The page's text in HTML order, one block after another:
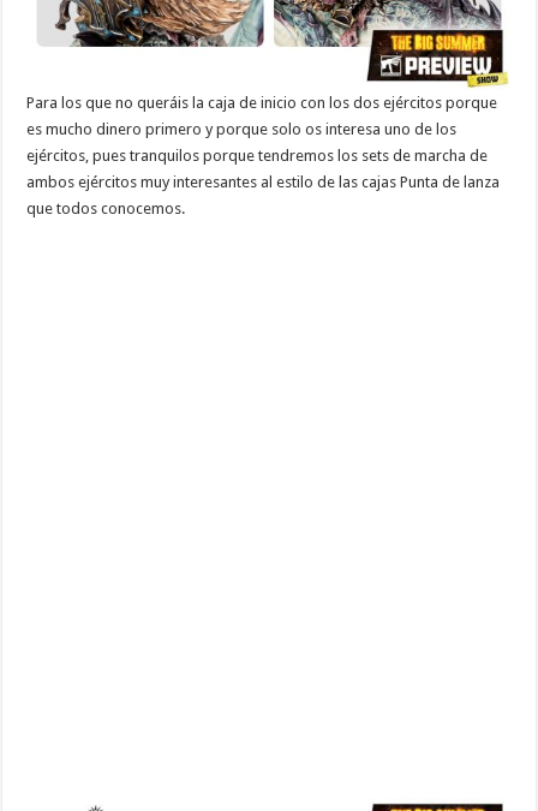
Para los que no queráis la caja de inicio con los dos ejércitos porque
es mucho dinero primero y porque solo os interesa uno de los
ejércitos, pues tranquilos porque tendremos los sets de marcha de
ambos ejércitos muy interesantes al estilo de las cajas Punta de lanza
que todos conocemos.